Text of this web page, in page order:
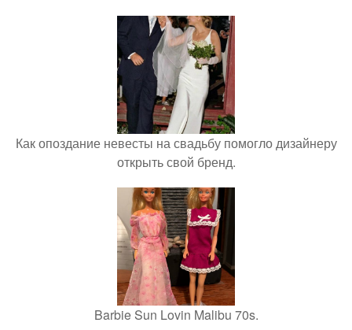
Как опоздание невесты на свадьбу помогло дизайнеру
открыть свой бренд.
Barbie Sun Lovin Malibu 70s.